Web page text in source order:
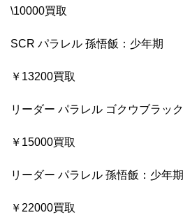
\10000買取
SCR パラレル 孫悟飯：少年期
￥13200買取
リーダー パラレル ゴクウブラック
￥15000買取
リーダー パラレル 孫悟飯：少年期
￥22000買取